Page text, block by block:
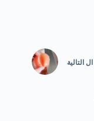
ال التالية